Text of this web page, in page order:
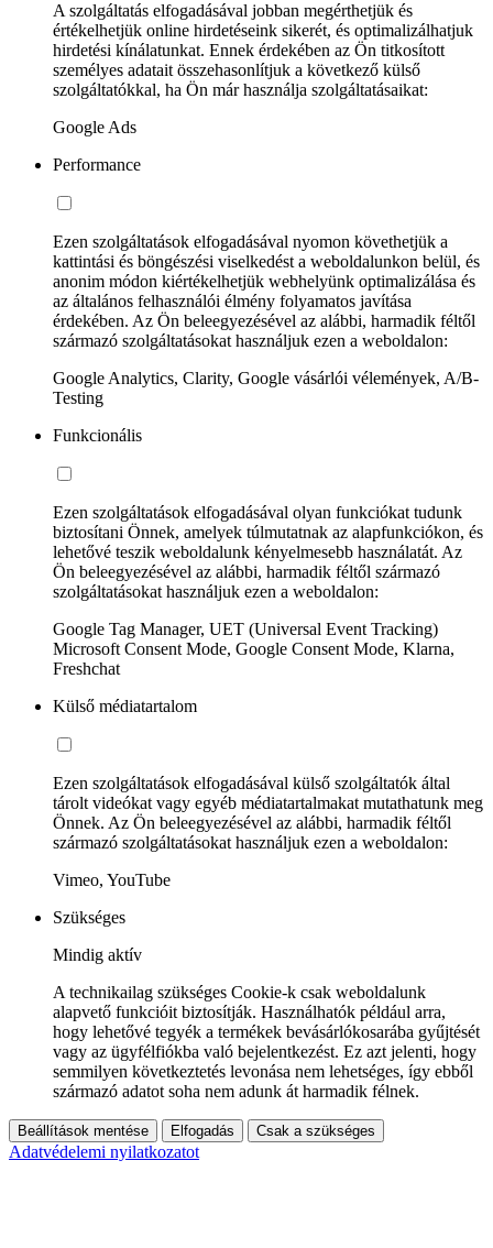
A szolgáltatás elfogadásával jobban megérthetjük és
értékelhetjük online hirdetéseink sikerét, és optimalizálhatjuk
hirdetési kínálatunkat. Ennek érdekében az Ön titkosított
személyes adatait összehasonlítjuk a következő külső
szolgáltatókkal, ha Ön már használja szolgáltatásaikat:
Google Ads
Performance
Ezen szolgáltatások elfogadásával nyomon követhetjük a
kattintási és böngészési viselkedést a weboldalunkon belül, és
anonim módon kiértékelhetjük webhelyünk optimalizálása és
az általános felhasználói élmény folyamatos javítása
érdekében. Az Ön beleegyezésével az alábbi, harmadik féltől
származó szolgáltatásokat használjuk ezen a weboldalon:
Google Analytics, Clarity, Google vásárlói vélemények, A/B-
Testing
Funkcionális
Ezen szolgáltatások elfogadásával olyan funkciókat tudunk
biztosítani Önnek, amelyek túlmutatnak az alapfunkciókon, és
lehetővé teszik weboldalunk kényelmesebb használatát. Az
Ön beleegyezésével az alábbi, harmadik féltől származó
szolgáltatásokat használjuk ezen a weboldalon:
Google Tag Manager, UET (Universal Event Tracking)
Microsoft Consent Mode, Google Consent Mode, Klarna,
Freshchat
Külső médiatartalom
Ezen szolgáltatások elfogadásával külső szolgáltatók által
tárolt videókat vagy egyéb médiatartalmakat mutathatunk meg
Önnek. Az Ön beleegyezésével az alábbi, harmadik féltől
származó szolgáltatásokat használjuk ezen a weboldalon:
Vimeo, YouTube
Szükséges
Mindig aktív
A technikailag szükséges Cookie-k csak weboldalunk
alapvető funkcióit biztosítják. Használhatók például arra,
hogy lehetővé tegyék a termékek bevásárlókosarába gyűjtését
vagy az ügyfélfiókba való bejelentkezést. Ez azt jelenti, hogy
semmilyen következtetés levonása nem lehetséges, így ebből
származó adatot soha nem adunk át harmadik félnek.
Beállítások mentése Elfogadás Csak a szükséges
Adatvédelemi nyilatkozatot